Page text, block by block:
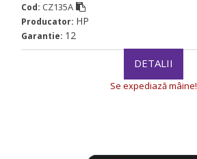
Cod: CZ135A
Producator: HP
Garantie: 12
DETALII
Se expediază mâine!